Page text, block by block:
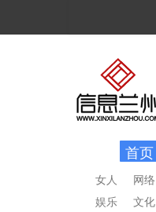
首页
网络
文化
女人
娱乐